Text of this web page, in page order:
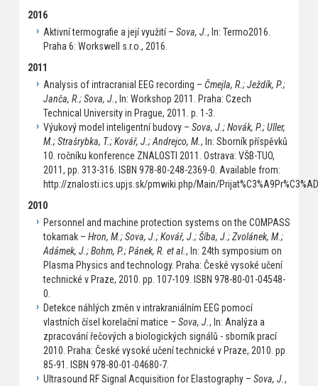
2016
Aktivní termografie a její využití – Sova, J. , In: Termo2016.
Praha 6: Workswell s.r.o., 2016.
2011
Analysis of intracranial EEG recording – Čmejla, R.; Ježdík, P.;
Janča, R.; Sova, J. , In: Workshop 2011. Praha: Czech
Technical University in Prague, 2011. p. 1-3.
Výukový model inteligentní budovy – Sova, J.; Novák, P.; Uller,
M.; Strašrybka, T.; Kovář, J.; Andrejco, M., In: Sborník příspěvků
10. ročníku konference ZNALOSTI 2011. Ostrava: VŠB-TUO,
2011, pp. 313-316. ISBN 978-80-248-2369-0. Available from:
http://znalosti.ics.upjs.sk/pmwiki.php/Main/
2010
Personnel and machine protection systems on the COMPASS
tokamak – Hron, M.; Sova, J.; Kovář, J.; Šíba, J.; Zvolánek, M.;
Adámek, J.; Bohm, P.; Pánek, R. et al., In: 24th symposium on
Plasma Physics and technology. Praha: České vysoké učení
technické v Praze, 2010. pp. 107-109. ISBN 978-80-01-04548-
0.
Detekce náhlých změn v intrakraniálním EEG pomocí
vlastních čísel korelační matice – Sova, J. , In: Analýza a
zpracování řečových a biologických signálů - sborník prací
2010. Praha: České vysoké učení technické v Praze, 2010. pp.
85-91. ISBN 978-80-01-04680-7.
Ultrasound RF Signal Acquisition for Elastography – Sova, J. ,